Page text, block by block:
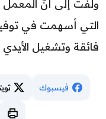
ولفت إلى أنَّ المعمل
التي أسهمت في
فائقة وتشغيل
فيسبوك